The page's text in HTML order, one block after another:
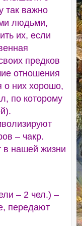
так важно
людьми,
их, если
предков
отношения
о них хорошо,
по которому
– чакр.
в нашей жизни
– 2 чел.) –
передают